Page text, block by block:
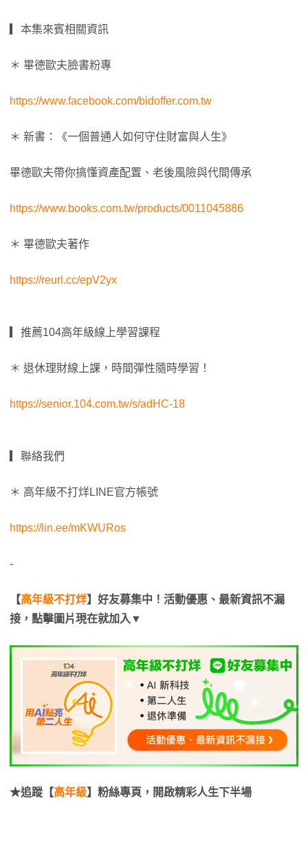
▎本集來賓相關資訊
＊ 畢德歐夫臉書粉專
https://www.facebook.com/bidoffer.com.tw
＊ 新書：《一個普通人如何守住財富與人生》
畢德歐夫帶你搞懂資產配置、老後風險與代間傳承
https://www.books.com.tw/products/0011045886
＊ 畢德歐夫著作
https://reurl.cc/epV2yx
▎推薦104高年級線上學習課程
＊ 退休理財線上課，時間彈性隨時學習！
https://senior.104.com.tw/s/adHC-18
▎聯絡我們
＊ 高年級不打烊LINE官方帳號
https://lin.ee/mKWURos
-
【高年級不打烊】好友募集中！活動優惠、最新資訊不漏
接，點擊圖片現在就加入▼
★追蹤【高年級】粉絲專頁，開啟精彩人生下半場